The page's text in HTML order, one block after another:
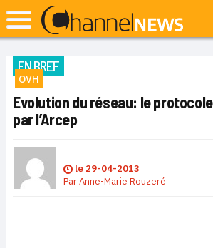
EN BREF
OVH
Evolution du réseau: le
par l’Arcep
le 29-04-2013
ParAnne-Marie Rouzeré